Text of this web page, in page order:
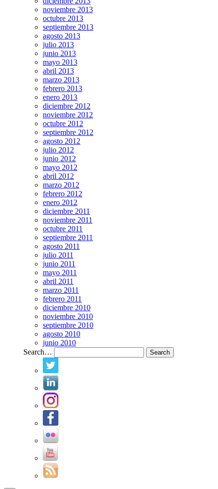
noviembre 2013
octubre 2013
septiembre 2013
agosto 2013
julio 2013
junio 2013
mayo 2013
abril 2013
marzo 2013
febrero 2013
enero 2013
diciembre 2012
noviembre 2012
octubre 2012
septiembre 2012
agosto 2012
julio 2012
junio 2012
mayo 2012
abril 2012
marzo 2012
febrero 2012
enero 2012
diciembre 2011
noviembre 2011
octubre 2011
septiembre 2011
agosto 2011
julio 2011
junio 2011
mayo 2011
abril 2011
marzo 2011
febrero 2011
diciembre 2010
noviembre 2010
septiembre 2010
agosto 2010
junio 2010
Search…